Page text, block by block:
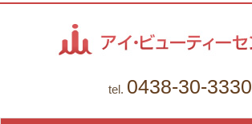
tel. 0438-30-3330